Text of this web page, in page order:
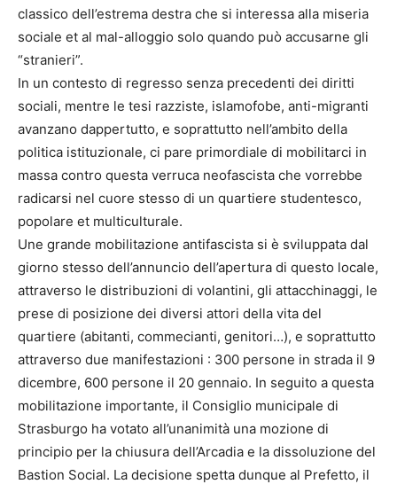
classico dell’estrema destra che si interessa alla miseria
sociale et al mal-alloggio solo quando può accusarne gli
“stranieri”.
In un contesto di regresso senza precedenti dei diritti
sociali, mentre le tesi razziste, islamofobe, anti-migranti
avanzano dappertutto, e soprattutto nell’ambito della
politica istituzionale, ci pare primordiale di mobilitarci in
massa contro questa verruca neofascista che vorrebbe
radicarsi nel cuore stesso di un quartiere studentesco,
popolare et multiculturale.
Une grande mobilitazione antifascista si è sviluppata dal
giorno stesso dell’annuncio dell’apertura di questo locale,
attraverso le distribuzioni di volantini, gli attacchinaggi, le
prese di posizione dei diversi attori della vita del
quartiere (abitanti, commecianti, genitori…), e soprattutto
attraverso due manifestazioni : 300 persone in strada il 9
dicembre, 600 persone il 20 gennaio. In seguito a questa
mobilitazione importante, il Consiglio municipale di
Strasburgo ha votato all’unanimità una mozione di
principio per la chiusura dell’Arcadia e la dissoluzione del
Bastion Social. La decisione spetta dunque al Prefetto, il